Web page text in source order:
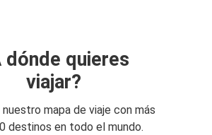
dónde quieres
viajar?
mapa de viaje con más
destinos en todo el mundo.